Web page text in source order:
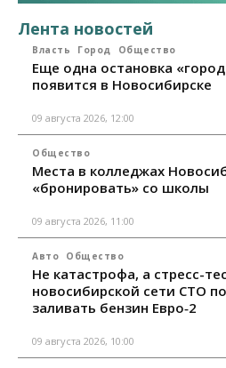
Лента новостей
Власть Город Общество
Еще одна остановка
появится в Новосибирске
09 августа 2026, 12:00
Общество
Места в колледжах
«бронировать» со школы
09 августа 2026, 11:00
Авто Общество
Не катастрофа, а стресс-
новосибирской сети СТО
заливать бензин Евро‑2
09 августа 2026, 10:00